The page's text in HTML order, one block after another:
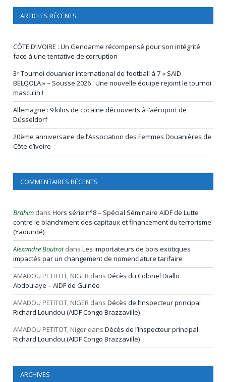
ARTICLES RÉCENTS
CÔTE D’IVOIRE : Un Gendarme récompensé pour son intégrité
face à une tentative de corruption
3ᵉ Tournoi douanier international de football à 7 « SAÏD
BELQOLA » – Sousse 2026 : Une nouvelle équipe rejoint le tournoi
masculin !
Allemagne : 9 kilos de cocaïne découverts à l’aéroport de
Düsseldorf
20ème anniversaire de l’Association des Femmes Douanières de
Côte d’ivoire
COMMENTAIRES RÉCENTS
Brahim dans Hors série n°8 – Spécial Séminaire AIDF de Lutte
contre le blanchiment des capitaux et financement du terrorisme
(Yaoundé)
Alexandre Boutrotdans Les importateurs de bois exotiques
impactés par un changement de nomenclature tarifaire
AMADOU PETITOT, NIGER dans Décès du Colonel Diallo
Abdoulaye – AIDF de Guinée
AMADOU PETITOT, NIGER dans Décès de l’Inspecteur principal
Richard Loundou (AIDF Congo Brazzaville)
AMADOU PETITOT, Niger dans Décès de l’Inspecteur principal
Richard Loundou (AIDF Congo Brazzaville)
ARCHIVES